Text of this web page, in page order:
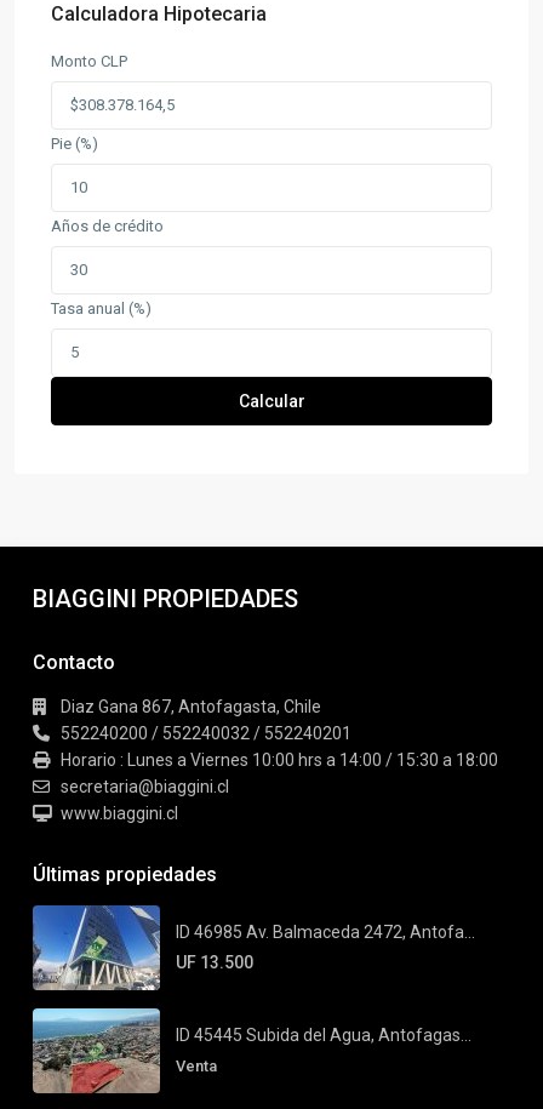
Calculadora Hipotecaria
Monto CLP
Pie (%)
Años de crédito
Tasa anual (%)
Calcular
BIAGGINI PROPIEDADES
Contacto
Diaz Gana 867, Antofagasta, Chile
552240200 / 552240032 / 552240201
Horario : Lunes a Viernes 10:00 hrs a 14:00 / 15:30 a 18:00
secretaria@biaggini.cl
www.biaggini.cl
Últimas propiedades
ID 46985 Av. Balmaceda 2472, Antofa...
UF 13.500
ID 45445 Subida del Agua, Antofagas...
Venta